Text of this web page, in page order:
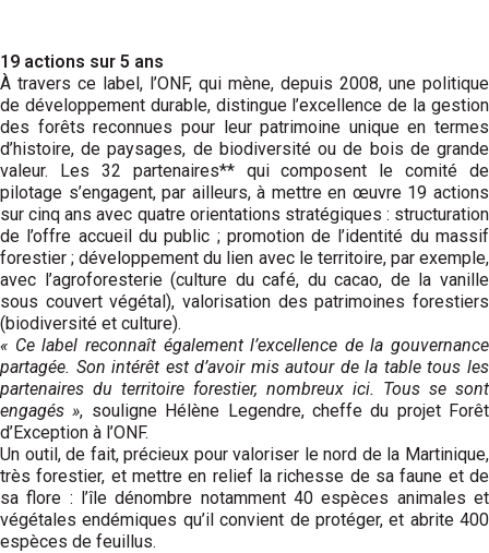
19 actions sur 5 ans
À travers ce label, l’ONF, qui mène, depuis 2008, une politique
de développement durable, distingue l’excellence de la gestion
des forêts reconnues pour leur patrimoine unique en termes
d’histoire, de paysages, de biodiversité ou de bois de grande
valeur. Les 32 partenaires** qui composent le comité de
pilotage s’engagent, par ailleurs, à mettre en œuvre 19 actions
sur cinq ans avec quatre orientations stratégiques : structuration
de l’offre accueil du public ; promotion de l’identité du massif
forestier ; développement du lien avec le territoire, par exemple,
avec l’agro­foresterie (culture du café, du cacao, de la vanille
sous couvert végétal), valorisation des patrimoines forestiers
(biodiversité et culture).
« Ce label reconnaît également l’excellence de la gouvernance
partagée. Son intérêt est d’avoir mis autour de la table tous les
partenaires du territoire forestier, nombreux ici. Tous se sont
engagés », souligne Hélène Legendre, cheffe du projet Forêt
d’Exception à l’ONF.
Un outil, de fait, précieux pour valoriser le nord de la Martinique,
très forestier, et mettre en relief la richesse de sa faune et de
sa flore : l’île dénombre notamment 40 espèces animales et
végétales endémiques qu’il convient de protéger, et abrite 400
espèces de feuillus.